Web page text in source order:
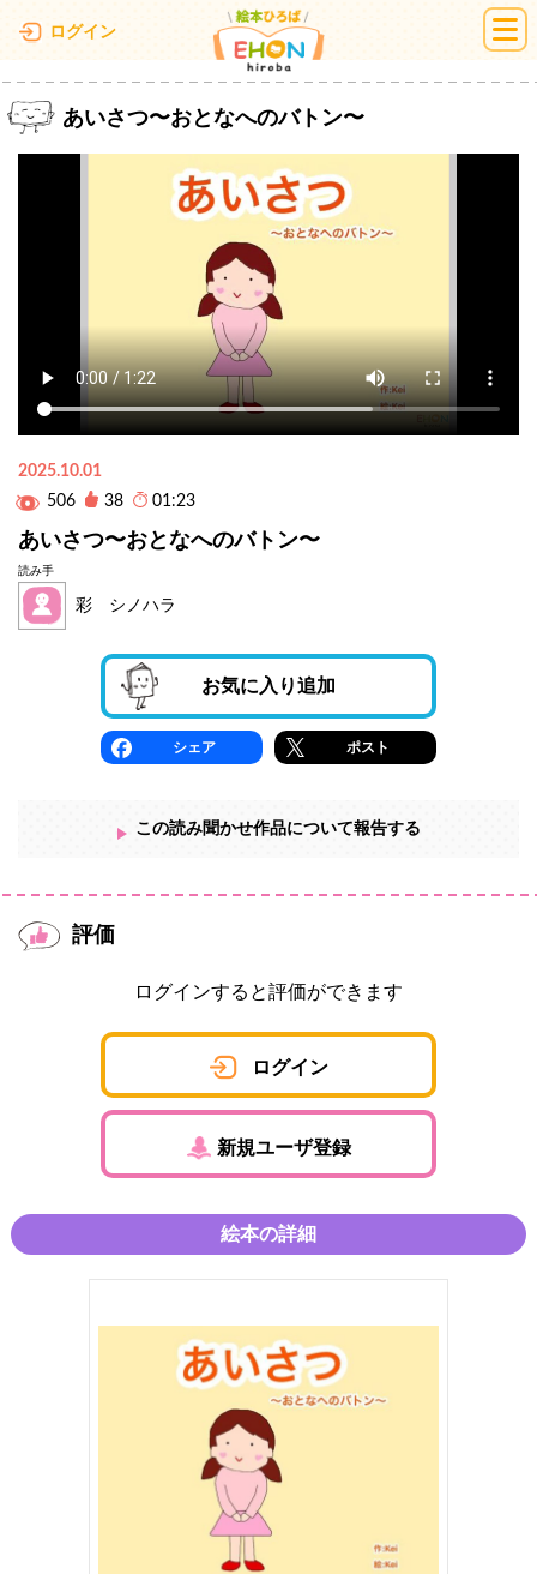
ログイン 絵本ひろば
あいさつ〜おとなへのバトン〜
2025.10.01
506
38 01:23
あいさつ〜おとなへのバトン〜
読み手
彩 シノハラ
お気に入り追加
シェア ポスト
この読み聞かせ作品について報告する
評価
ログインすると評価ができます
ログイン
新規ユーザ登録
絵本の詳細